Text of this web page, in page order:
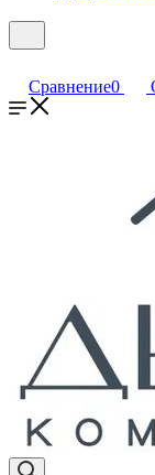
Сравнение0